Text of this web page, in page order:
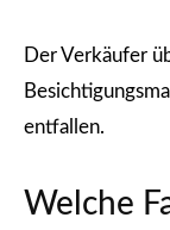
Der Verkäufer
entfallen.
Welche